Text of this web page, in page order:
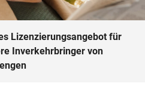
Lizenzierungsangebot für
Inverkehrbringer von